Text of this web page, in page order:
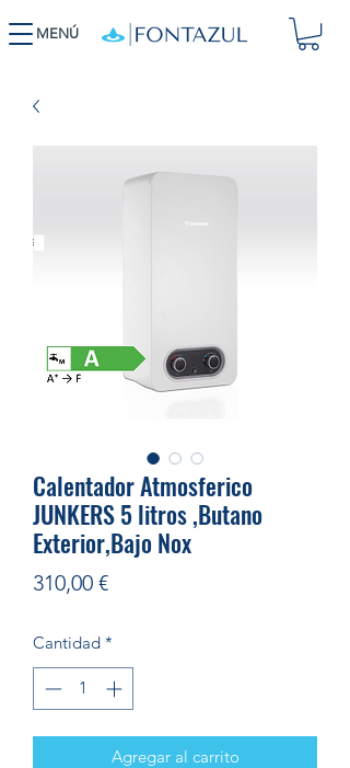
MENÚ
Calentador Atmosferico
JUNKERS 5 litros ,Butano
Exterior,Bajo Nox
310,00 €Precio
Cantidad *
Agregar al carrito